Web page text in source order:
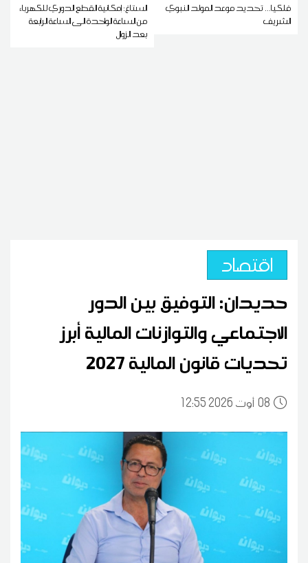
فلكيا... تحديد موعد المولد النبوي
الشريف
الستاغ: إمكانية القطع الدوري للكهرباء
من الساعة الواحدة الى الساعة الرابعة
بعد الزوال
اقتصاد
حديدان: التوفيق بين الدور
الاجتماعي والتوازنات المالية أبرز
تحديات قانون المالية 2027
0812:55 2026 أوت